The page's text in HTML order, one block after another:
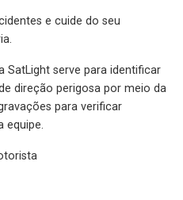
e cuide do seu
SatLight serve para identificar
direção perigosa por meio da
para verificar
equipe.